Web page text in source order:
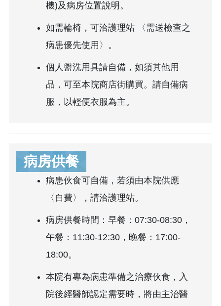
機)及病房位置說明。
如需輪椅，可洽護理站 〈需送檢查之
病患優先使用〉。
個人盥洗用具請自備，如須其他用
品，可至本院商店街購買。請自備病
服，以輕便衣服為主。
病房供餐
病患伙食可自備，若須由本院供應
〈自費〉，請洽護理站。
病房供餐時間：早餐：07:30-08:30，
午餐：11:30-12:30，晚餐：17:00-
18:00。
本院有專為病患準備之治療伙食，入
院後經醫師認定需要時，將由主治醫